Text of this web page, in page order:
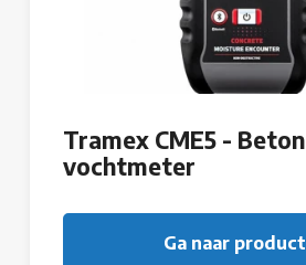
Tramex CME5 - Beton
vochtmeter
Ga naar product